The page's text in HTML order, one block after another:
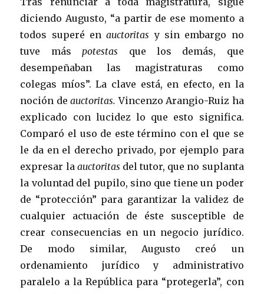
diciendo Augusto, “a partir de ese momento a
todos superé enauctoritas y sin embargo no
tuve más potestas que los demás, que
desempeñaban las magistraturas como
colegas míos”. La clave está, en efecto, en la
noción deauctoritas. Vincenzo Arangio-Ruiz ha
explicado con lucidez lo que esto significa.
Comparó el uso de este término con el que se
le da en el derecho privado, por ejemplo para
expresar la auctoritas del tutor, que no suplanta
la voluntad del pupilo, sino que tiene un poder
de “protección” para garantizar la validez de
cualquier actuación de éste susceptible de
crear consecuencias en un negocio jurídico.
De modo similar, Augusto creó un
ordenamiento jurídico y administrativo
paralelo a la República para “protegerla”, con